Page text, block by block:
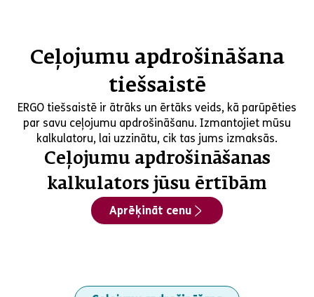
Ceļojumu apdrošināšana
tiešsaistē
ERGO tiešsaistē ir ātrāks un ērtāks veids, kā parūpēties
par savu ceļojumu apdrošināšanu. Izmantojiet mūsu
kalkulatoru, lai uzzinātu, cik tas jums izmaksās.
Ceļojumu apdrošināšanas
kalkulators jūsu ērtībām
Aprēķināt cenu